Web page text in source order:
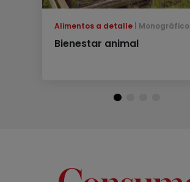
Alimentos a detalle Monográfico
Bienestar animal